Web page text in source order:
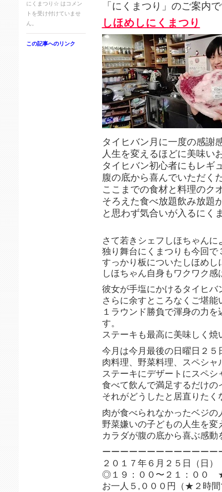
にくまつり☆ は コメン
トを受け付けていませ
ん。
この記事へのリンク
「にくまつり」のご案内
しほめしにくまつり
タイヒバン月に一度の感謝
人生を変えるほどに美味い
タイヒバン初心者にもレギ
腹の底から喜んでいただく
ここまでの食材と料理のク
そろえた食べ放題飲み放題
と思わず気合いが入るにく
さて若きシェフしほちゃんに
独り舞台にくまつりも今回で
すっかり板についたしほめし
しほちゃん自身もワクワク感
彼女が手塩にかけるタイヒバ
さらに余すところなくご堪能
１ラウンド勝負で渾身の力
す。
ステーキも最高に美味しく
今月は今月最後の日曜日２５
肉料理、野菜料理、スペシャ
ステーキにデザートにスペ
食べて飲んで満足するだけの
それがどうしたと居直りたく
肉が食べられなかったベジの
野菜嫌いの子どもの人生を変
カラダが腹の底から喜ぶ感
ーーーーーーーーーーーー
２０１７年６月２５日（日）
◎１９：００〜２１：００
お一人５,０００円（★２時